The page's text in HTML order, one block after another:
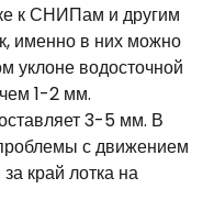
к СНИПам и другим
именно в них можно
уклоне водосточной
1-2 мм.
3-5 мм. В
с движением
край лотка на